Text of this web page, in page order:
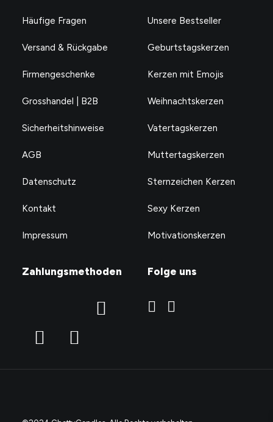
Häufige Fragen
Versand & Rückgabe
Firmengeschenke
Grosshandel | B2B
Sicherheitshinweise
AGB
Datenschutz
Kontakt
Impressum
Unsere Bestseller
Geburtstagskerzen
Kerzen mit Emojis
Weihnachtskerzen
Vatertagskerzen
Muttertagskerzen
Sternzeichen Kerzen
Sexy Kerzen
Motivationskerzen
Zahlungsmethoden Folge uns